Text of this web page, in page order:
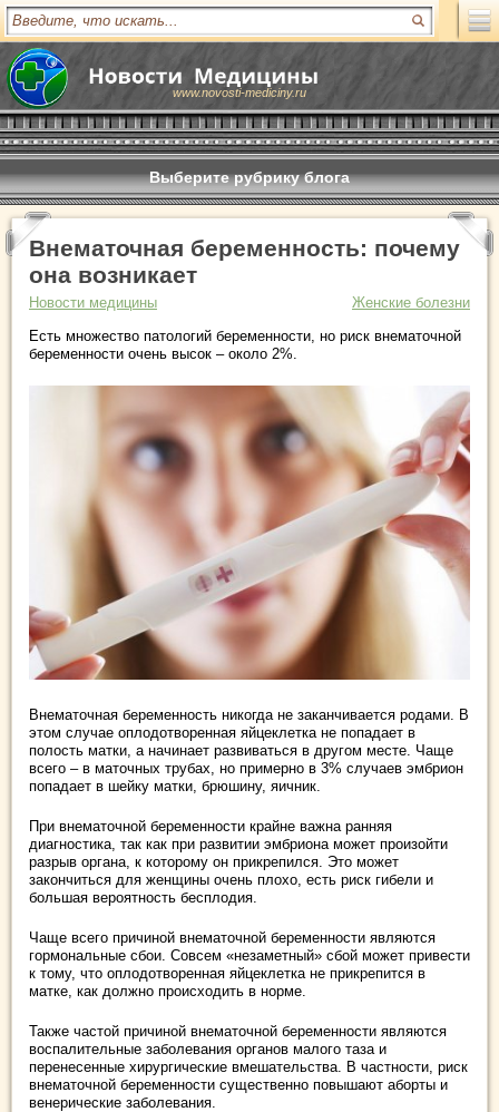
www.novosti-mediciny.ru
Выберите рубрику блога
Внематочная беременность: почему
она возникает
Новости медицины
Женские болезни
Есть множество патологий беременности, но риск внематочной
беременности очень высок – около 2%.
Внематочная беременность никогда не заканчивается родами. В
этом случае оплодотворенная яйцеклетка не попадает в
полость матки, а начинает развиваться в другом месте. Чаще
всего – в маточных трубах, но примерно в 3% случаев эмбрион
попадает в шейку матки, брюшину, яичник.
При внематочной беременности крайне важна ранняя
диагностика, так как при развитии эмбриона может произойти
разрыв органа, к которому он прикрепился. Это может
закончиться для женщины очень плохо, есть риск гибели и
большая вероятность бесплодия.
Чаще всего причиной внематочной беременности являются
гормональные сбои. Совсем «незаметный» сбой может привести
к тому, что оплодотворенная яйцеклетка не прикрепится в
матке, как должно происходить в норме.
Также частой причиной внематочной беременности являются
воспалительные заболевания органов малого таза и
перенесенные хирургические вмешательства. В частности, риск
внематочной беременности существенно повышают аборты и
венерические заболевания.